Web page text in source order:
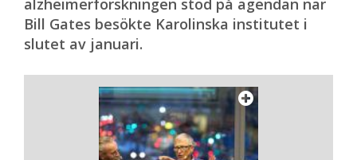
alzheimerforskningen stod på agendan när
Bill Gates besökte Karolinska institutet i
slutet av januari.